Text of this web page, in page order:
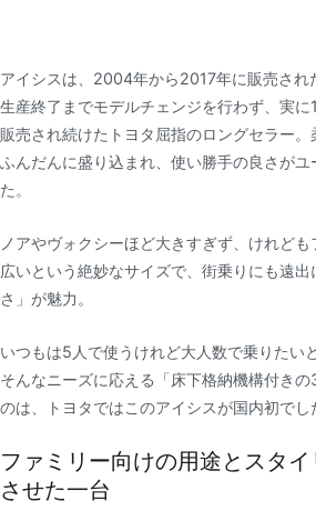
アイシスは、2004年から2017年に販売され
生産終了までモデルチェンジを行わず、実
販売され続けたトヨタ屈指のロングセラー
ふんだんに盛り込まれ、使い勝手の良さがユ
た。
ノアやヴォクシーほど大きすぎず、けれど
広いという絶妙なサイズで、街乗りにも遠
さ」が魅力。
いつもは5人で使うけれど大人数で乗りたい
そんなニーズに応える「床下格納機構付き
のは、トヨタではこのアイシスが国内初でし
ファミリー向けの用途とスタ
させた一台